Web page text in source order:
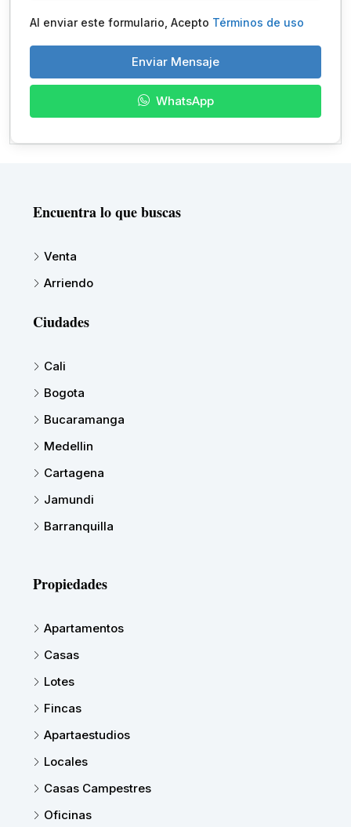
Al enviar este formulario, Acepto Términos de uso
Enviar Mensaje
WhatsApp
Encuentra lo que buscas
Venta
Arriendo
Ciudades
Cali
Bogota
Bucaramanga
Medellin
Cartagena
Jamundi
Barranquilla
Propiedades
Apartamentos
Casas
Lotes
Fincas
Apartaestudios
Locales
Casas Campestres
Oficinas